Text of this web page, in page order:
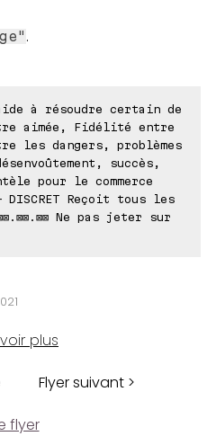
.
aide à résoudre certain de
aimée, Fidélité entre
les dangers, problèmes
succès,
pour le commerce
- DISCRET Reçoit tous les
Ne pas jeter sur
plus
Flyer suivant >
flyer